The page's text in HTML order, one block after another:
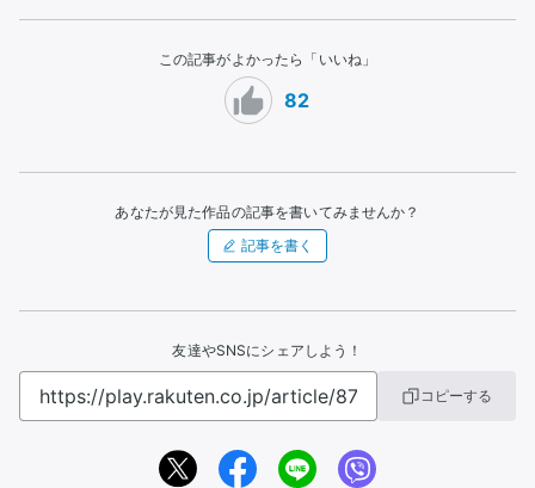
この記事がよかったら「いいね」
82
あなたが見た作品の記事を書いてみませんか？
記事を書く
友達やSNSにシェアしよう！
コピーする